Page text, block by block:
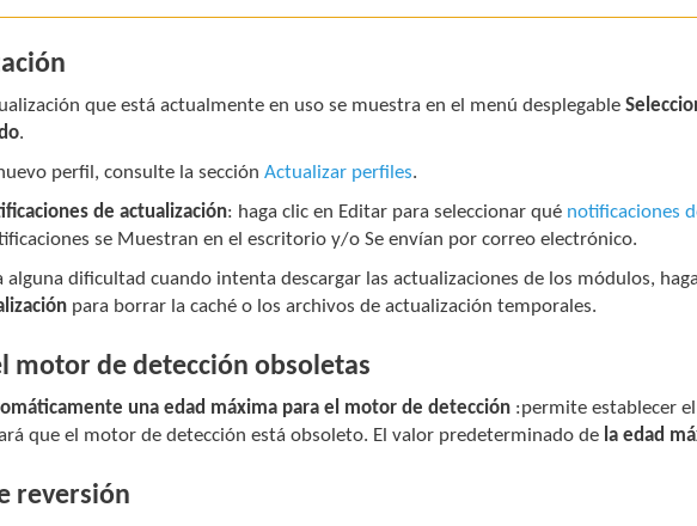
que está actualmente en uso se muestra en el menú desplegable
.
perfil, consulte la secciónActualizar perfiles.
de actualización: haga clic en Editar para seleccionar qué notificaciones
se Muestran en el escritorio y/o Se envían por correo electrónico.
alguna dificultad cuando intenta descargar las actualizaciones de los módulos,
para borrar la caché o los archivos de actualización temporales.
motor de detección obsoletas
una edad máxima para el motor de detección :permite establecer
que el motor de detección está obsoleto. El valor predeterminado de la edad
reversión